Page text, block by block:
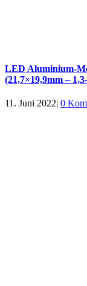
LED Aluminium-
(21,7×19,9mm –
11. Juni 2022| 0